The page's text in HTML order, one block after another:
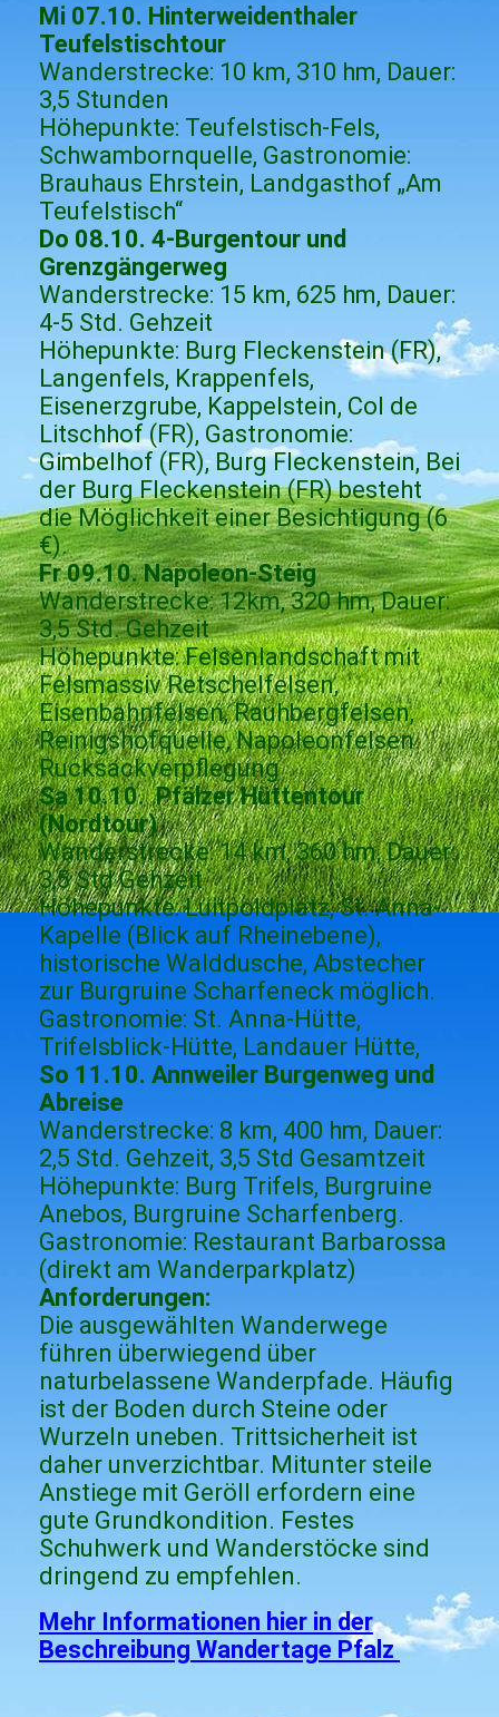
Mi 07.10. Hinterweidenthaler
Teufelstischtour
Wanderstrecke: 10 km, 310 hm, Dauer:
3,5 Stunden
Höhepunkte: Teufelstisch-Fels,
Schwambornquelle, Gastronomie:
Brauhaus Ehrstein, Landgasthof „Am
Teufelstisch“
Do 08.10. 4-Burgentour und
Grenzgängerweg
Wanderstrecke: 15 km, 625 hm, Dauer:
4-5 Std. Gehzeit
Höhepunkte: Burg Fleckenstein (FR),
Langenfels, Krappenfels,
Eisenerzgrube, Kappelstein, Col de
Litschhof (FR), Gastronomie:
Gimbelhof (FR), Burg Fleckenstein, Bei
der Burg Fleckenstein (FR) besteht
die Möglichkeit einer Besichtigung (6
€).
Fr 09.10. Napoleon-Steig
Wanderstrecke: 12km, 320 hm, Dauer:
3,5 Std. Gehzeit
Höhepunkte: Felsenlandschaft mit
Felsmassiv Retschelfelsen,
Eisenbahnfelsen, Rauhbergfelsen,
Reinigshofquelle, Napoleonfelsen.
Rucksackverpflegung
Sa 10.10. Pfälzer Hüttentour
(Nordtour)
Wanderstrecke: 14 km, 360 hm, Dauer:
3,5 Std Gehzeit
Höhepunkte: Luitpoldplatz, St. Anna-
Kapelle (Blick auf Rheinebene),
historische Walddusche, Abstecher
zur Burgruine Scharfeneck möglich.
Gastronomie: St. Anna-Hütte,
Trifelsblick-Hütte, Landauer Hütte,
So 11.10. Annweiler Burgenweg und
Abreise
Wanderstrecke: 8 km, 400 hm, Dauer:
2,5 Std. Gehzeit, 3,5 Std Gesamtzeit
Höhepunkte: Burg Trifels, Burgruine
Anebos, Burgruine Scharfenberg.
Gastronomie: Restaurant Barbarossa
(direkt am Wanderparkplatz)
Anforderungen:
Die ausgewählten Wanderwege
führen überwiegend über
naturbelassene Wanderpfade. Häufig
ist der Boden durch Steine oder
Wurzeln uneben. Trittsicherheit ist
daher unverzichtbar. Mitunter steile
Anstiege mit Geröll erfordern eine
gute Grundkondition. Festes
Schuhwerk und Wanderstöcke sind
dringend zu empfehlen.
Mehr Informationen hier in der
Beschreibung Wandertage Pfalz